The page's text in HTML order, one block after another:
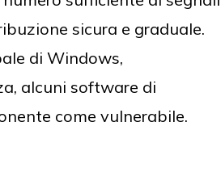
sicura e graduale.
di Windows,
alcuni software di
come vulnerabile.